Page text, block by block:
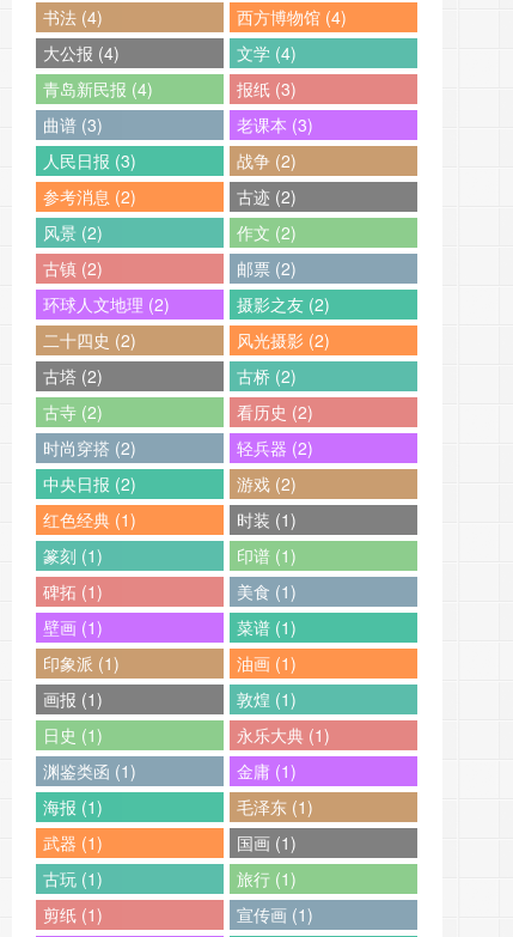
书法 (4)
西方博物馆 (4)
大公报 (4)
文学 (4)
青岛新民报 (4)
报纸 (3)
曲谱 (3)
老课本 (3)
人民日报 (3)
战争 (2)
参考消息 (2)
古迹 (2)
风景 (2)
作文 (2)
古镇 (2)
邮票 (2)
环球人文地理 (2)
摄影之友 (2)
二十四史 (2)
风光摄影 (2)
古塔 (2)
古桥 (2)
古寺 (2)
看历史 (2)
时尚穿搭 (2)
轻兵器 (2)
中央日报 (2)
游戏 (2)
红色经典 (1)
时装 (1)
篆刻 (1)
印谱 (1)
碑拓 (1)
美食 (1)
壁画 (1)
菜谱 (1)
印象派 (1)
油画 (1)
画报 (1)
敦煌 (1)
日史 (1)
永乐大典 (1)
渊鉴类函 (1)
金庸 (1)
海报 (1)
毛泽东 (1)
武器 (1)
国画 (1)
古玩 (1)
旅行 (1)
剪纸 (1)
宣传画 (1)